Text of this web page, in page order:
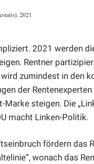
2021 werden
Rentner
zumindest in den
der
steigen. Die
macht Linken-Politik.
fördern das
wonach das